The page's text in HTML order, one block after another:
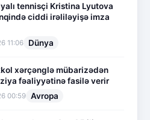
tennisçi Kristina Lyutova
ciddi irəliləyişə imza
11:06 Dünya
xərçənglə mübarizədən
fəaliyyətinə fasilə verir
00:59 Avropa